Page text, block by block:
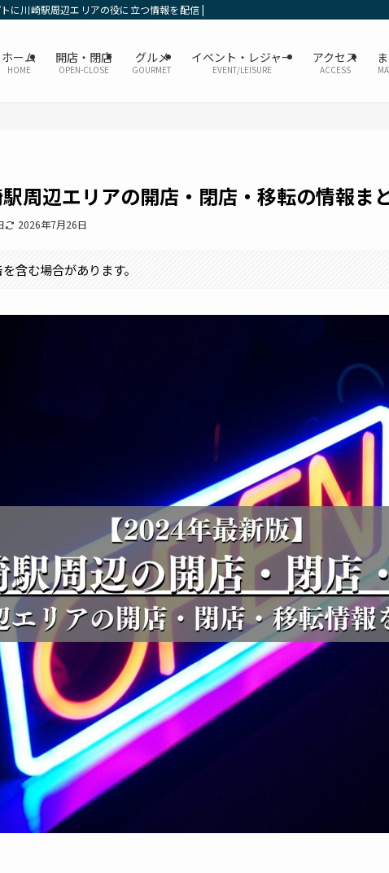
川崎駅周辺エリアの役に立つ情報を配信 | かなレポ川崎
ホーム
HOME
開店・閉店
OPEN-CLOSE
グルメ
GOURMET
イベント・レジャー
EVENT/LEISURE
アクセス
ACCESS
駅周辺エリアの開店・閉店・移転の情報ま
2026年7月26日
含む場合があります。